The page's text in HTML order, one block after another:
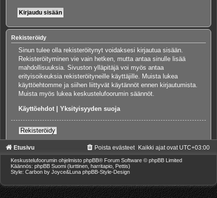
Rekisteröidy
Sinun tulee olla rekisteröitynyt voidaksesi kirjautua sisään.
Rekisteröityminen vie vain hetken, mutta antaa sinulle lisää
mahdollisuuksia. Sivuston ylläpitäjä voi myös antaa
erityisoikeuksia rekisteröityneille käyttäjille. Muista lukea
käyttöehtomme ja siihen liittyvät käytännöt ennen kirjautumista.
Muista myös lukea keskustelufoorumin säännöt.
Käyttöehdot| Yksityisyyden suoja
Rekisteröidy
Etusivu Kaikki ajat ovat UTC+03:00
Poista evästeet
Keskustelufoorumin ohjelmisto phpBB® Forum Software © phpBB Limited
Käännös: phpBB Suomi (lurttinen, harritapio, Pettis)
Style: Carbon by Joyce&Luna phpBB-Style-Design